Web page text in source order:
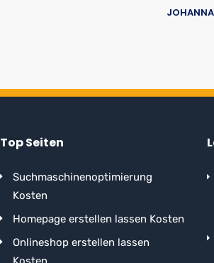
Top Seiten
Suchmaschinenoptimierung
Kosten
Homepage erstellen lassen Kosten
Onlineshop erstellen lassen